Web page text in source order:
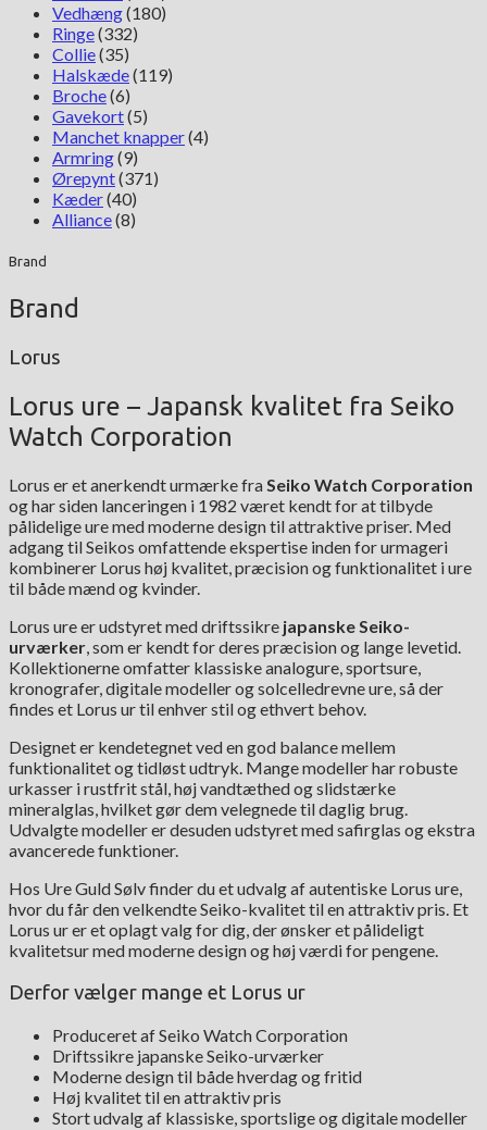
Vedhæng(180)
Ringe(332)
Collie(35)
Halskæde(119)
Broche(6)
Gavekort(5)
Manchet knapper(4)
Armring(9)
Ørepynt(371)
Kæder(40)
Alliance(8)
Brand
Brand
Lorus
Lorus ure – Japansk kvalitet fra Seiko
Watch Corporation
Lorus er et anerkendt urmærke fraSeiko Watch Corporation
og har siden lanceringen i 1982 været kendt for at tilbyde
pålidelige ure med moderne design til attraktive priser. Med
adgang til Seikos omfattende ekspertise inden for urmageri
kombinerer Lorus høj kvalitet, præcision og funktionalitet i ure
til både mænd og kvinder.
Lorus ure er udstyret med driftssikre japanske Seiko-
urværker, som er kendt for deres præcision og lange levetid.
Kollektionerne omfatter klassiske analogure, sportsure,
kronografer, digitale modeller og solcelledrevne ure, så der
findes et Lorus ur til enhver stil og ethvert behov.
Designet er kendetegnet ved en god balance mellem
funktionalitet og tidløst udtryk. Mange modeller har robuste
urkasser i rustfrit stål, høj vandtæthed og slidstærke
mineralglas, hvilket gør dem velegnede til daglig brug.
Udvalgte modeller er desuden udstyret med safirglas og ekstra
avancerede funktioner.
Hos Ure Guld Sølv finder du et udvalg af autentiske Lorus ure,
hvor du får den velkendte Seiko-kvalitet til en attraktiv pris. Et
Lorus ur er et oplagt valg for dig, der ønsker et pålideligt
kvalitetsur med moderne design og høj værdi for pengene.
Derfor vælger mange et Lorus ur
Produceret af Seiko Watch Corporation
Driftssikre japanske Seiko-urværker
Moderne design til både hverdag og fritid
Høj kvalitet til en attraktiv pris
Stort udvalg af klassiske, sportslige og digitale modeller